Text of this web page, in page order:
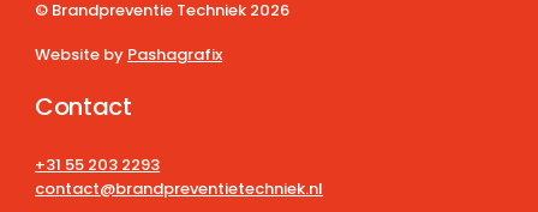
© Brandpreventie Techniek 2026
Website by Pashagrafix
Contact
+31 55 203 2293
contact@brandpreventietechniek.nl